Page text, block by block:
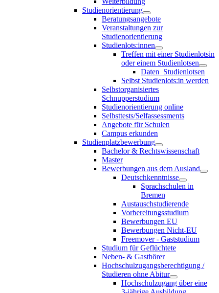
Studienorientierung
Beratungsangebote
Veranstaltungen zur
Studienorientierung
Studienlots:innen
Treffen mit einer Studienlotsin
oder einem Studienlotsen
Daten_Studienlotsen
Selbst Studienlots:in werden
Selbstorganisiertes
Schnupperstudium
Studienorientierung online
Selbsttests/Selfassessments
Angebote für Schulen
Campus erkunden
Studienplatzbewerbung
Bachelor & Rechtswissenschaft
Master
Bewerbungen aus dem Ausland
Deutschkenntnisse
Sprachschulen in
Bremen
Austauschstudierende
Vorbereitungsstudium
Bewerbungen EU
Bewerbungen Nicht-EU
Freemover - Gaststudium
Studium für Geflüchtete
Neben- & Gasthörer
Hochschulzugangsberechtigung /
Studieren ohne Abitur
Hochschulzugang über eine